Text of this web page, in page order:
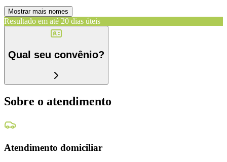
Mostrar mais nomes
Resultado em até 20 dias úteis
Qual seu convênio?
Sobre o atendimento
Atendimento domiciliar